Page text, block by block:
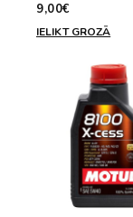
9,00€
IELIKT GROZĀ